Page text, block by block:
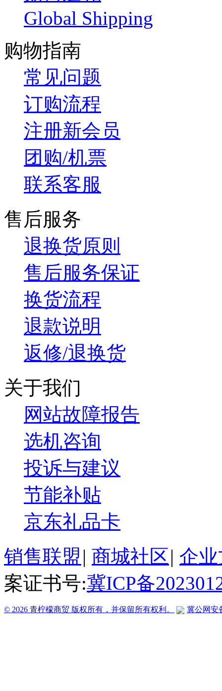
Global Shipping
购物指南
常见问题
订购流程
注册新会员
团购/机票
联系客服
售后服务
退换货原则
售后服务保证
换货流程
退款说明
返修/退换货
关于我们
网站故障报告
选机咨询
投诉与建议
节能补贴
京东礼品卡
销售联盟 | 商城社区| 企
案证书号:冀ICP备
© 2026 青柠檬商贸 版权所有，并保留所有权利。 冀公网安